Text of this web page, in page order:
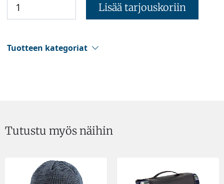
Lisää tarjouskoriin
Tuotteen kategoriat
Tutustu myös näihin